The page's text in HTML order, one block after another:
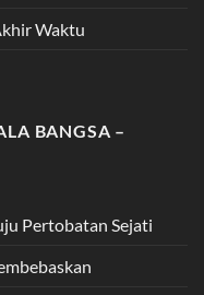
Waktu
BANGSA –
Pertobatan Sejati